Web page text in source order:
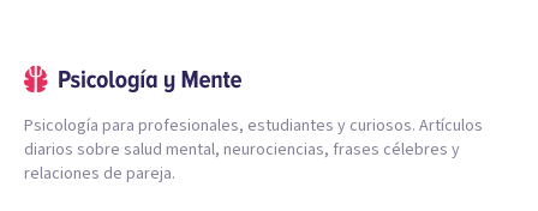
Psicología para profesionales, estudiantes y curiosos. Artículos
diarios sobre salud mental, neurociencias, frases célebres y
relaciones de pareja.